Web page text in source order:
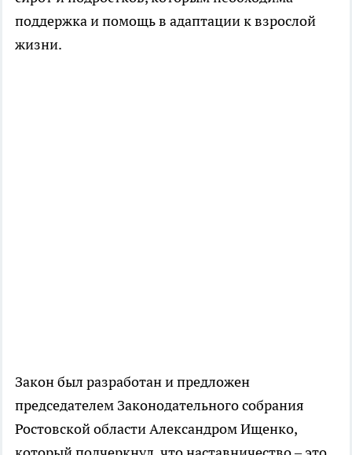
поддержка и помощь в адаптации к взрослой
жизни.
Закон был разработан и предложен
председателем Законодательного собрания
Ростовской области Александром Ищенко,